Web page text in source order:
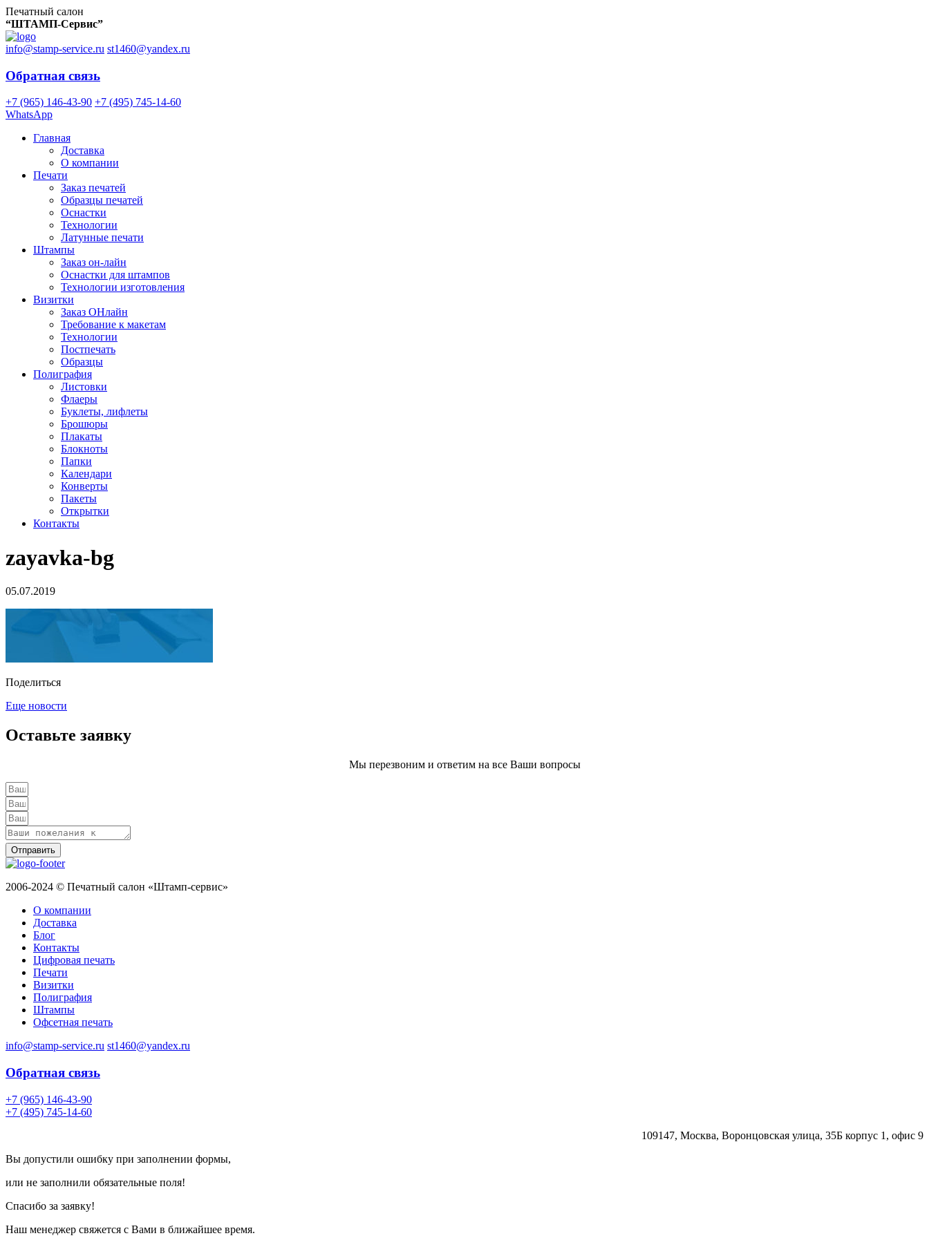
Печатный салон
“ШТАМП-Сервис”
info@stamp-service.ru st1460@yandex.ru
Обратная связь
+7 (965) 146-43-90 +7 (495) 745-14-60
WhatsApp
Главная
Доставка
О компании
Печати
Заказ печатей
Образцы печатей
Оснастки
Технологии
Латунные печати
Штампы
Заказ он-лайн
Оснастки для штампов
Технологии изготовления
Визитки
Заказ ОНлайн
Требование к макетам
Технологии
Постпечать
Образцы
Полиграфия
Листовки
Флаеры
Буклеты, лифлеты
Брошюры
Плакаты
Блокноты
Папки
Календари
Конверты
Пакеты
Открытки
Контакты
zayavka-bg
05.07.2019
Поделиться
Еще новости
Оставьте заявку
Мы перезвоним и ответим на все Ваши вопросы
Отправить
2006-2024 © Печатный салон «Штамп-сервис»
О компании
Доставка
Блог
Контакты
Цифровая печать
Печати
Визитки
Полиграфия
Штампы
Офсетная печать
info@stamp-service.ru st1460@yandex.ru
Обратная связь
+7 (965) 146-43-90
+7 (495) 745-14-60
109147, Москва, Воронцовская улица, 35Б корпус 1, офис 9
Вы допустили ошибку при заполнении формы,
или не заполнили обязательные поля!
Спасибо за заявку!
Наш менеджер свяжется с Вами в ближайшее время.